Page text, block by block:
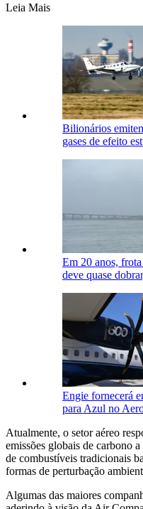
Leia Mais
Bilionários
gases de efeito
Em 20 anos,
deve quase
Engie fornecerá
para Azul no
Atualmente, o setor aéreo
emissões globais de carbono
de combustíveis tradicionais
formas de perturbação
Algumas das maiores